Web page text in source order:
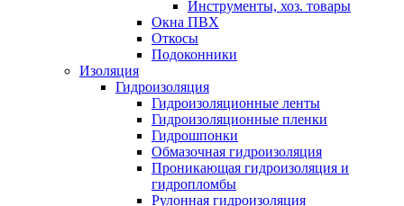
Инструменты, хоз. товары
Окна ПВХ
Откосы
Подоконники
Изоляция
Гидроизоляция
Гидроизоляционные ленты
Гидроизоляционные пленки
Гидрошпонки
Обмазочная гидроизоляция
Проникающая гидроизоляция и
гидропломбы
Рулонная гидроизоляция